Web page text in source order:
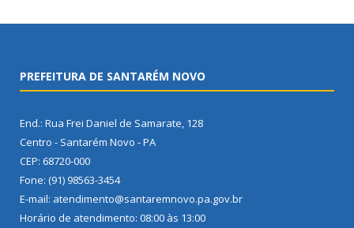
PREFEITURA DE SANTARÉM NOVO
End.: Rua Frei Daniel de Samarate, 128
Centro - Santarém Novo - PA
CEP: 68720-000
Fone: (91) 98563-3454
E-mail: atendimento@santaremnovo.pa.gov.br
Horário de atendimento: 08:00 às 13:00